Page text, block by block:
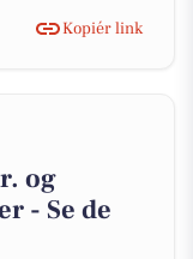
Kopiér link
og
- Se de